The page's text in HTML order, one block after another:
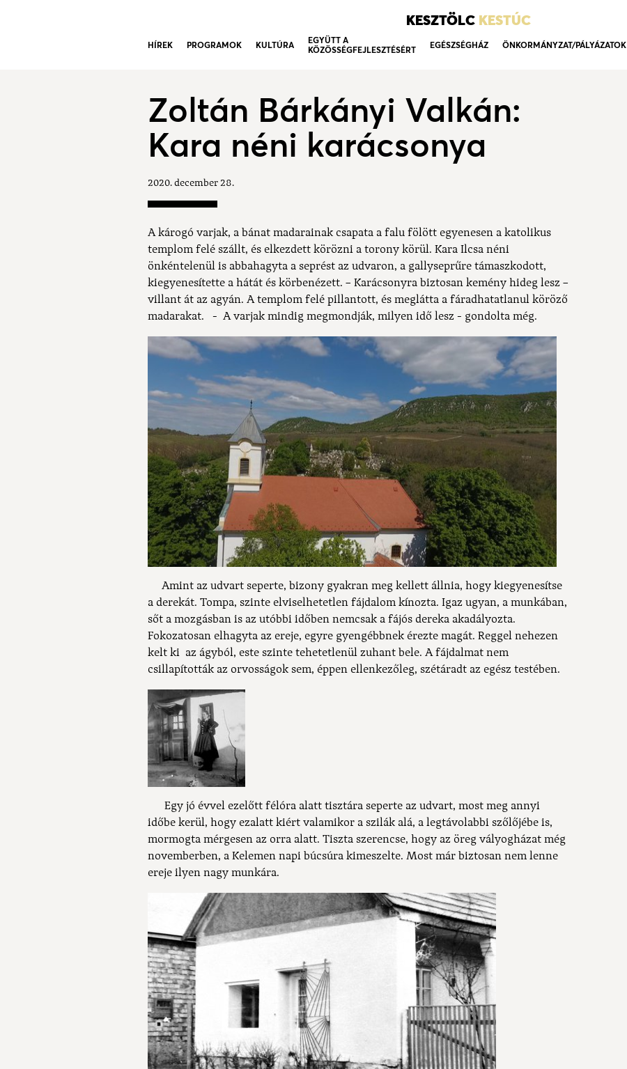
KESZTÖLC KESTÚC
HÍREK PROGRAMOK KULTÚRA
EGYÜTT A
KÖZÖSSÉGFEJLESZTÉSÉRT
EGÉSZSÉGHÁZ ÖNKORMÁNYZAT/PÁLYÁZATOK
Zoltán Bárkányi Valkán:
Kara néni karácsonya
2020. december 28.
A károgó varjak, a bánat madarainak csapata a falu fölött egyenesen a katolikus
templom felé szállt, és elkezdett körözni a torony körül. Kara Ilcsa néni
önkéntelenül is abbahagyta a seprést az udvaron, a gallyseprűre támaszkodott,
kiegyenesítette a hátát és körbenézett. ­– Karácsonyra biztosan kemény hideg lesz –
villant át az agyán. A templom felé pillantott, és meglátta a fáradhatatlanul köröző
madarakat. - A varjak mindig megmondják, milyen idő lesz - gondolta még.
Amint az udvart seperte, bizony gyakran meg kellett állnia, hogy kiegyenesítse
a derekát. Tompa, szinte elviselhetetlen fájdalom kínozta. Igaz ugyan, a munkában,
sőt a mozgásban is az utóbbi időben nemcsak a fájós dereka akadályozta.
Fokozatosan elhagyta az ereje, egyre gyengébbnek érezte magát. Reggel nehezen
kelt ki az ágyból, este szinte tehetetlenül zuhant bele. A fájdalmat nem
csillapították az orvosságok sem, éppen ellenkezőleg, szétáradt az egész testében.
Egy jó évvel ezelőtt félóra alatt tisztára seperte az udvart, most meg annyi
időbe kerül, hogy ezalatt kiért valamikor a szilák alá, a legtávolabbi szőlőjébe is,
mormogta mérgesen az orra alatt. Tiszta szerencse, hogy az öreg vályogházat még
novemberben, a Kelemen napi búcsúra kimeszelte. Most már biztosan nem lenne
ereje ilyen nagy munkára.